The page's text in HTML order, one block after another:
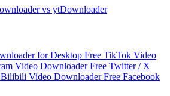
vs ytDownloader
for Desktop Free TikTok Video
Video DownloaderFree Twitter / X
Bilibili Video DownloaderFree Facebook